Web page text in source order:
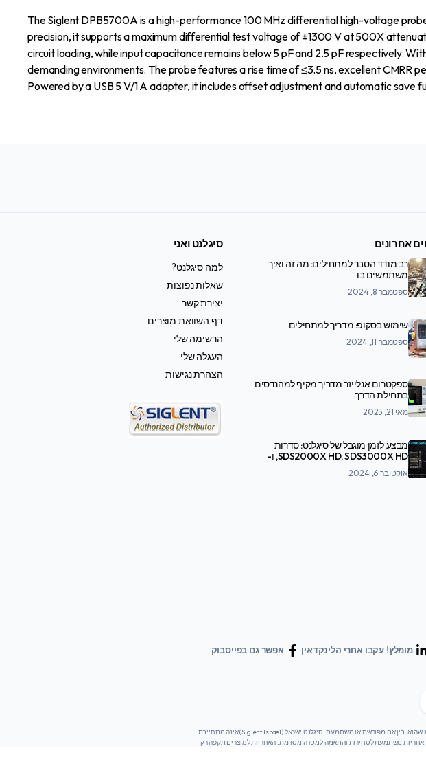
The Siglent DPB5700A is a high-performance 100 MHz differential high-voltage
precision, it supports a maximum differential test voltage of ±1300 V at 500X
circuit loading, while input capacitance remains below 5 pF and 2.5 pF respectively.
demanding environments. The probe features a rise time of ≤3.5 ns, excellent
Powered by a USB 5 V/1 A adapter, it includes offset adjustment and automatic save
אחרונים
רב מודד הסבר למתחילים: מה זה ואיך
משתמשים בו
ספטמבר 8, 2024
שימוש בסקופ: מדריך למתחילים
ספטמבר 11, 2024
ספקטרום אנלייזר מדריך מקיף למהנדסים
בתחילת הדרך
מאי 21, 2025
מבצע לזמן מוגבל של סיגלנט: סדרות
SDS2000X HD, SDS3000X HD, ו-
SDS7000A
אוקטובר 6, 2024
סיגלנט ואני
למה סיגלנט?
שאלות נפוצות
יצירת קשר
דף השוואת מוצרים
הרשימה שלי
העגלה שלי
הצהרת נגישות
מומלץ! עקבו אחרי הלינקדאין אפשר גם בפייסבוק
המידע והחומרים המסופקים באתר זה נועדו למטרות מידע בלבד ומסופקים "כמו שהם" ללא כל אחריות מכל סוג שהוא, בין אם מפורשת או משתמעת. סיגלנט ישראל (Siglent Israel) אינה מתחייבת
אחריות משתמעת לסחירות והתאמה למטרה מסוימת. האחריות למוצרים תקפה רק